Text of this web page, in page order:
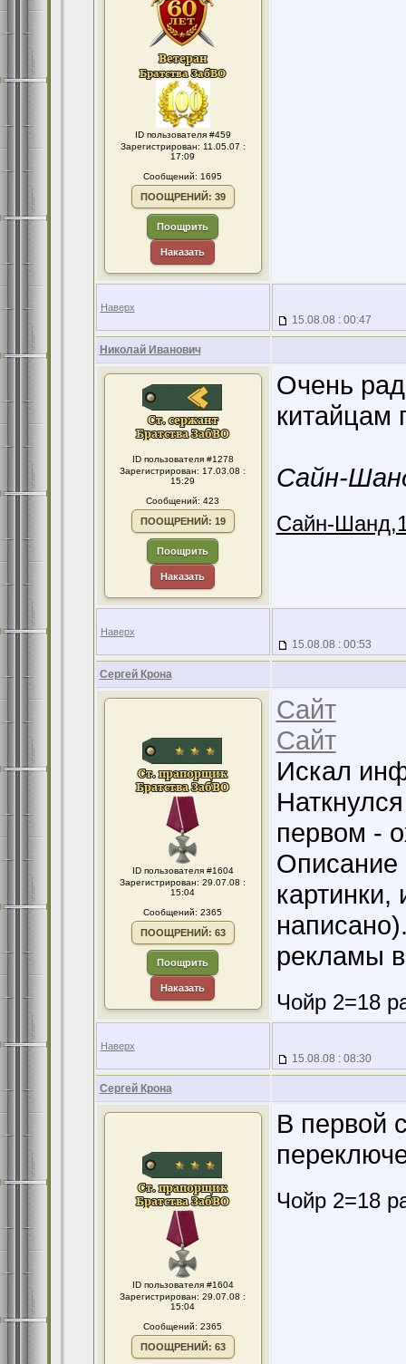
ID пользователя #459
Зарегистрирован: 11.05.07 :
17:09
Сообщений: 1695
ПООЩРЕНИЙ: 39
Поощрить
Наказать
Наверх
15.08.08 : 00:47
Николай Иванович
ID пользователя #1278
Зарегистрирован: 17.03.08 :
15:29
Сообщений: 423
ПООЩРЕНИЙ: 19
Поощрить
Наказать
Очень
китайцам
Сайн-
Сайн-
Наверх
15.08.08 : 00:53
Сергей Крона
ID пользователя #1604
Зарегистрирован: 29.07.08 :
15:04
Сообщений: 2365
ПООЩРЕНИЙ: 63
Поощрить
Наказать
Сайт
Сайт
Искал
первом -
Описание
рекламы
Чойр 2=18
Наверх
15.08.08 : 08:30
Сергей Крона
ID пользователя #1604
Зарегистрирован: 29.07.08 :
15:04
Сообщений: 2365
ПООЩРЕНИЙ: 63
В первой
Чойр 2=18